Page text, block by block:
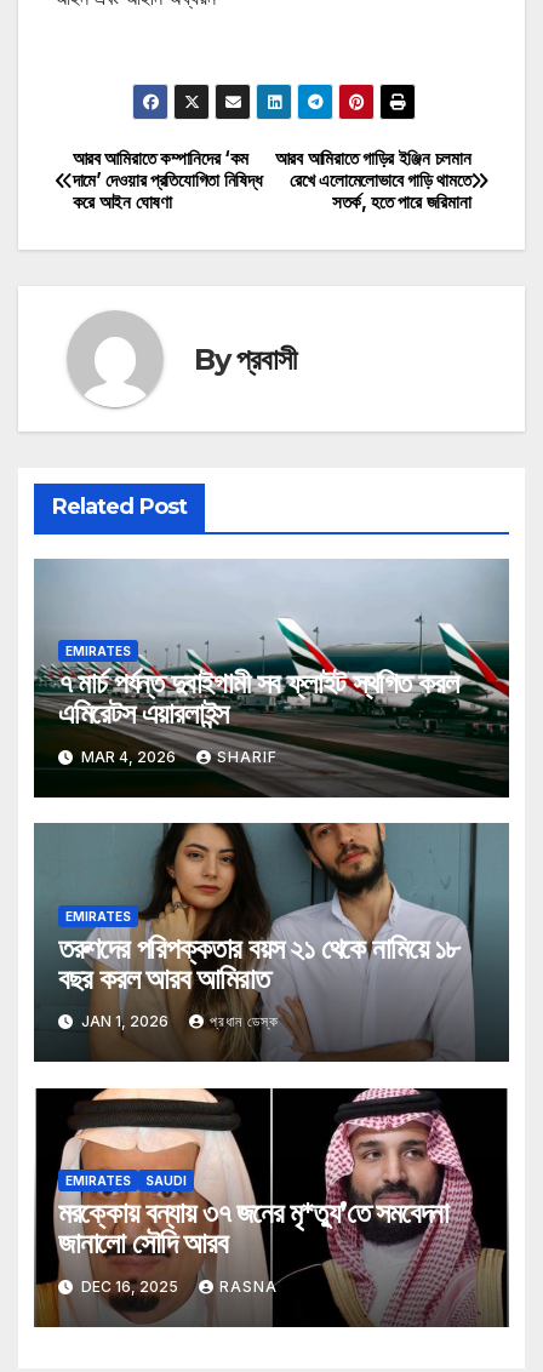
Post
navigation
আরব আমিরাতে গাড়ির ইঞ্জিন চলমান
রেখে এলোমেলোভাবে গাড়ি থামতে
সতর্ক, হতে পারে জরিমানা
আরব আমিরাতে কম্পানিদের ‘কম
দামে’ দেওয়ার প্রতিযোগিতা নিষিদ্ধ
করে আইন ঘোষণা
Byপ্রবাসী
Related Post
EMIRATES
৭ মার্চ পর্যন্ত দুবাইগামী সব ফ্লাইট স্থগিত করল
এমিরেটস এয়ারলাইন্স
MAR 4, 2026 SHARIF
EMIRATES
তরুণদের পরিপক্কতার বয়স ২১ থেকে নামিয়ে ১৮
বছর করল আরব আমিরাত
JAN 1, 2026 প্রধান ডেস্ক
EMIRATES SAUDI
মরক্কোয় বন্যায় ৩৭ জনের মৃ*ত্যু’তে সমবেদনা
জানালো সৌদি আরব
DEC 16, 2025 RASNA